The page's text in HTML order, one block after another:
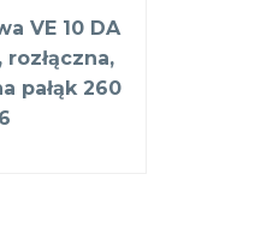
VE 10 DA
rozłączna,
pałąk 260